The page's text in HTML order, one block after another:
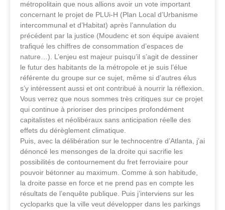
métropolitain que nous allions avoir un vote important
concernant le projet de PLUi-H (Plan Local d’Urbanisme
intercommunal et d’Habitat) après l’annulation du
précédent par la justice (Moudenc et son équipe avaient
trafiqué les chiffres de consommation d’espaces de
nature…). L’enjeu est majeur puisqu’il s’agit de dessiner
le futur des habitants de la métropole et je suis l’élue
référente du groupe sur ce sujet, même si d’autres élus
s’y intéressent aussi et ont contribué à nourrir la réflexion.
Vous verrez que nous sommes très critiques sur ce projet
qui continue à prioriser des principes profondément
capitalistes et néolibéraux sans anticipation réelle des
effets du dérèglement climatique.
Puis, avec la délibération sur le technocentre d’Atlanta, j’ai
dénoncé les mensonges de la droite qui sacrifie les
possibilités de contournement du fret ferroviaire pour
pouvoir bétonner au maximum. Comme à son habitude,
la droite passe en force et ne prend pas en compte les
résultats de l’enquête publique. Puis j’interviens sur les
cycloparks que la ville veut développer dans les parkings